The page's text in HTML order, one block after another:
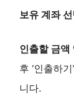
보유 계좌 선
인출할 금액
후 ‘인출하
니다.